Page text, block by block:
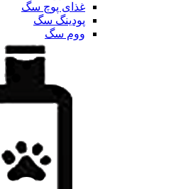
غذای پوچ سگ
پودینگ سگ
ووم سگ